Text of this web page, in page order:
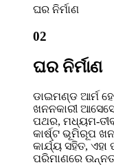
ଘର ନିର୍ମାଣ
02
ଘର ନିର୍ମାଣ
ଡାଇମଣ୍ଡ ଆର୍ମ
ଖନନକାରୀ
ପଥର, ମଧ୍ୟମ-
କାର୍ଷ୍ଟ ଭୂମିରୂପ
କାର୍ଯ୍ୟ ସହିତ,
ପରିମାଣରେ